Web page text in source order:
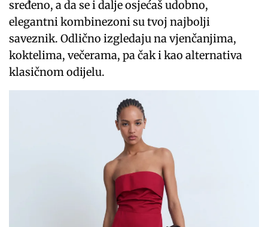
sređeno, a da se i dalje osjećaš udobno,
elegantni kombinezoni su tvoj najbolji
saveznik. Odlično izgledaju na vjenčanjima,
koktelima, večerama, pa čak i kao alternativa
klasičnom odijelu.